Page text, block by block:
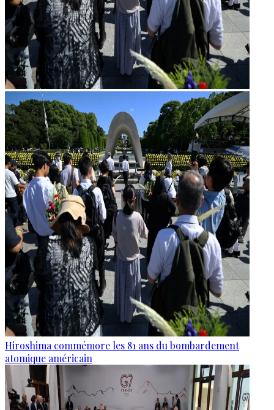
Hiroshima commémore les 81 ans du bombardement
atomique américain